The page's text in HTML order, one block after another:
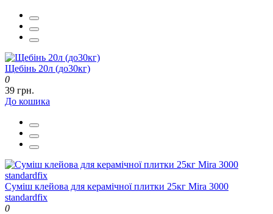
Щебінь 20л (до30кг)
0
39 грн.
До кошика
Суміш клейова для керамічної плитки 25кг Mira 3000
standardfix
0